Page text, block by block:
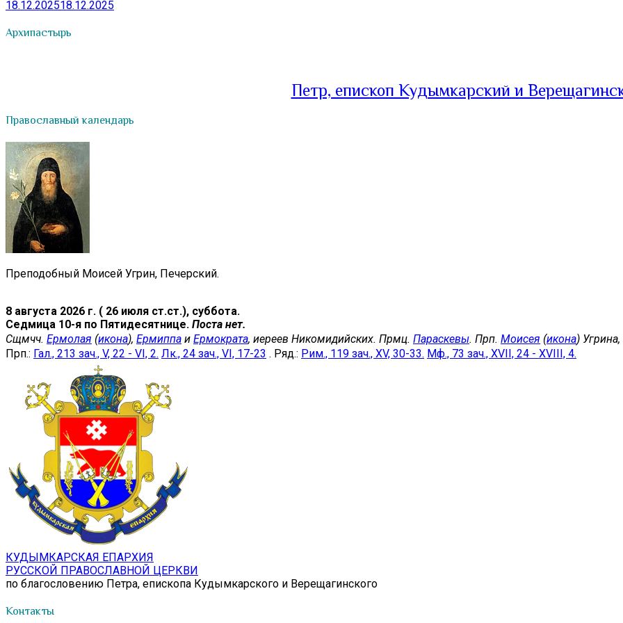
18.12.202518.12.2025
Архипастырь
Петр, епископ Кудымкарский и
Православный календарь
Преподобный Моисей Угрин, Печерский.
8 августа 2026 г. ( 26 июля ст.ст.), суббота.
Седмица 10-я по Пятидесятнице. Поста нет.
Сщмчч. Ермолая (икона), Ермиппа и Ермократа, иереев Никомидийских. Прмц. Параскевы. Прп. Моисея (икона)
Прп.: Гал., 213 зач., V, 22 - VI, 2. Лк., 24 зач., VI, 17-23 . Ряд.: Рим., 119 зач., XV, 30-33. Мф., 73 зач., XVII, 24 - XVIII, 4.
КУДЫМКАРСКАЯ ЕПАРХИЯ
РУССКОЙ ПРАВОСЛАВНОЙ ЦЕРКВИ
по благословению Петра, епископа Кудымкарского и Верещагинского
Контакты